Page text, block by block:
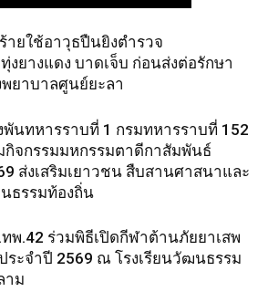
ายใช้อาวุธปืนยิงตำรวจ
งยางแดง บาดเจ็บ ก่อนส่งต่อรักษา
พยาบาลศูนย์ยะลา
พันทหารราบที่ 1 กรมทหารราบที่ 152
กิจกรรมมหกรรมตาดีกาสัมพันธ์
ส่งเสริมเยาวชน สืบสานศาสนาและ
ธรรมท้องถิ่น
พ.42 ร่วมพิธีเปิดกีฬาต้านภัยยาเสพ
ระจำปี 2569 ณ โรงเรียนวัฒนธรรม
าม